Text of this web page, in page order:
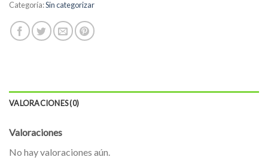
Categoría:Sin categorizar
VALORACIONES (0)
Valoraciones
No hay valoraciones aún.